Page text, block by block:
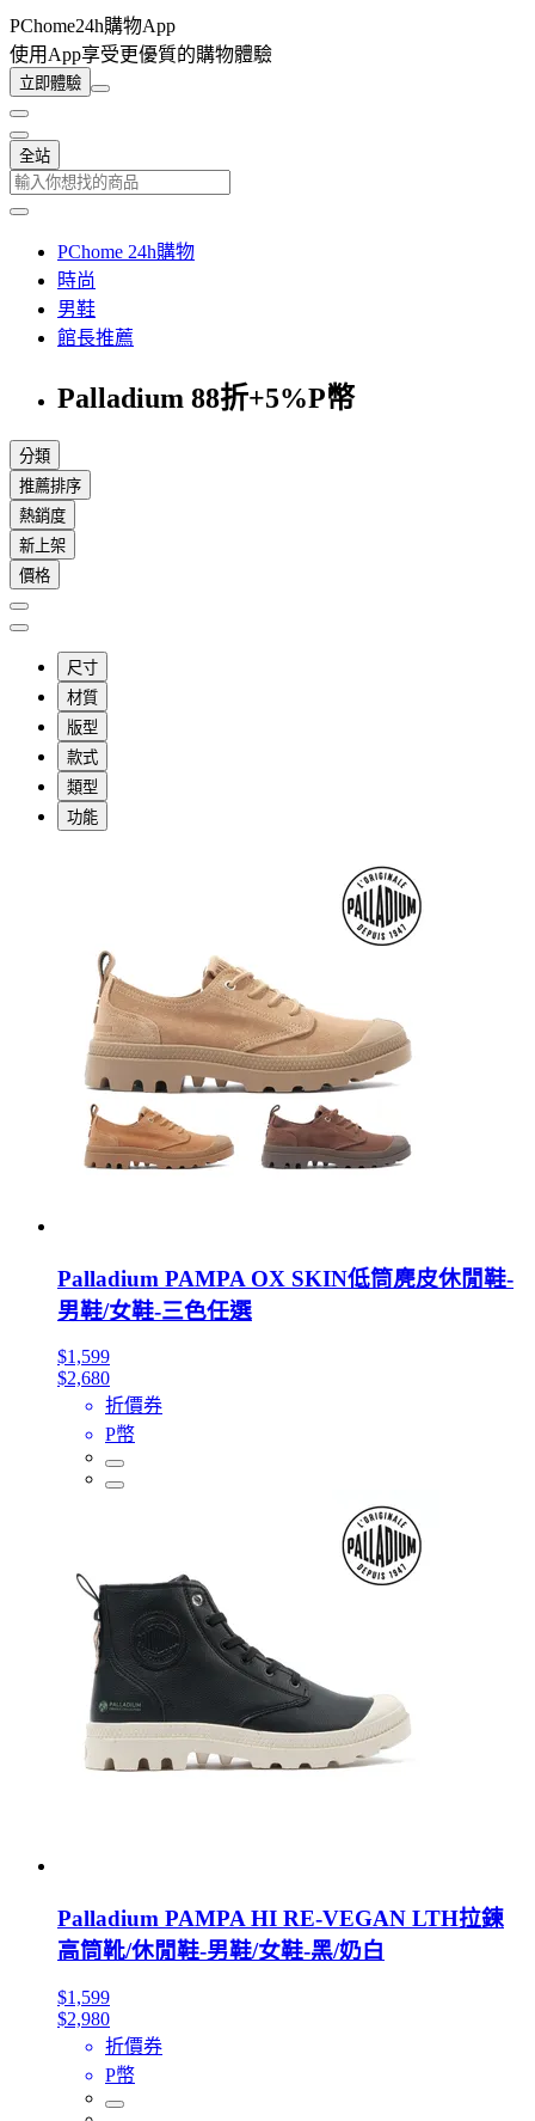
PChome24h購物App
使用App享受更優質的購物體驗
立即體驗
全站
PChome 24h購物
時尚
男鞋
館長推薦
Palladium 88折+5%P幣
分類
推薦排序
熱銷度
新上架
價格
尺寸
材質
版型
款式
類型
功能
Palladium PAMPA OX SKIN低筒麂皮休閒鞋-
男鞋/女鞋-三色任選
$1,599
$2,680
折價券
P幣
Palladium PAMPA HI RE-VEGAN LTH拉鍊
高筒靴/休閒鞋-男鞋/女鞋-黑/奶白
$1,599
$2,980
折價券
P幣